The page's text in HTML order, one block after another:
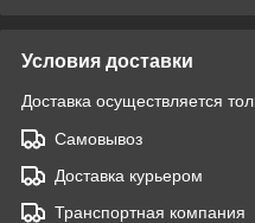
Условия доставки
Доставка осуществляется
Самовывоз
Доставка курьером
Транспортная компания